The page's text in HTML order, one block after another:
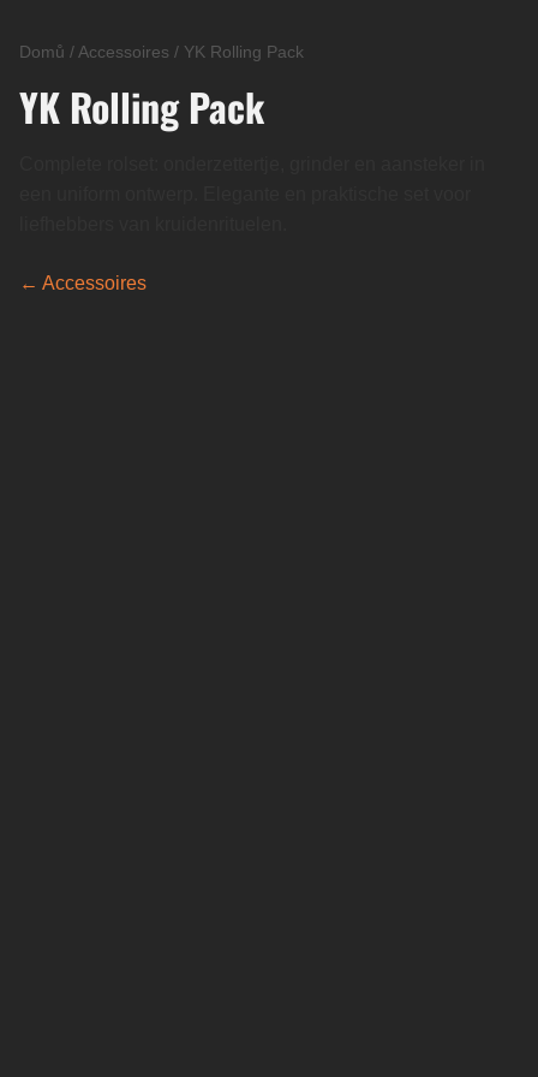
Domů / Accessoires / YK Rolling Pack
YK Rolling Pack
← Accessoires